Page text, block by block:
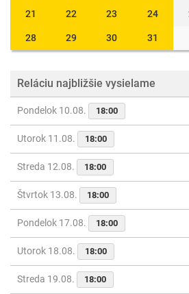
21 22 23 24
28 29 30 31
Reláciu najbližšie vysielame
Pondelok 10.08. 18:00
Utorok 11.08. 18:00
Streda 12.08. 18:00
Štvrtok 13.08. 18:00
Pondelok 17.08. 18:00
Utorok 18.08. 18:00
Streda 19.08. 18:00